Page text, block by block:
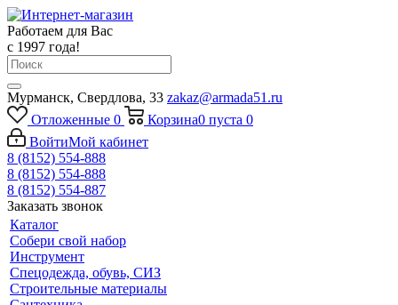
Работаем для Вас
с 1997 года!
Мурманск, Свердлова, 33 zakaz@armada51.ru
Отложенные 0 Корзина0 пуста 0
ВойтиМой кабинет
8 (8152) 554-888
8 (8152) 554-888
8 (8152) 554-887
Заказать звонок
Каталог
Собери свой набор
Инструмент
Спецодежда, обувь, СИЗ
Строительные материалы